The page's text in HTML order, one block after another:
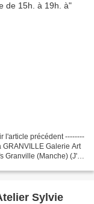
l'article précédent --------
GRANVILLE Galerie Art
(Manche) (J'ai
Sylvie